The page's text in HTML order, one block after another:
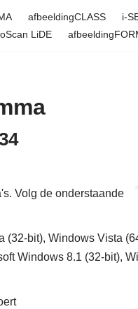
afbeeldingCLASS i-
LiDE
Volg de onderstaande
(32-bit), Windows Vista
Windows 8.1 (32-bit),